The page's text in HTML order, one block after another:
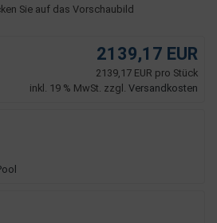
Sie auf das Vorschaubild
2139,17 EUR
2139,17 EUR pro Stück
inkl. 19 % MwSt. zzgl. Versandkosten